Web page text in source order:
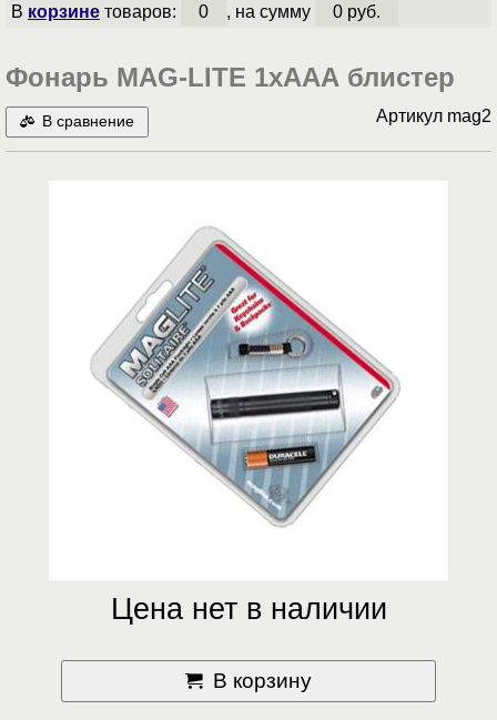
В корзинетоваров: 0 , на сумму 0 руб.
Фонарь MAG-LITE 1хААА блистер
В сравнение Артикул mag2
Цена нет в наличии
В корзину